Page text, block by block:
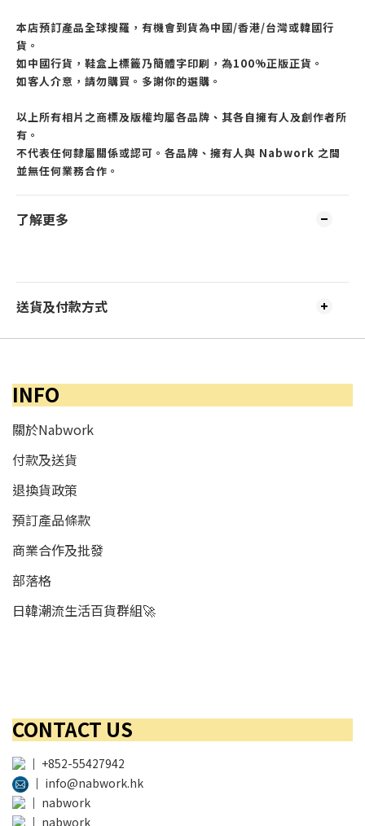
本店預訂產品全球搜羅，有機會到貨為中國/香港/台灣或韓國行
貨。
如中國行貨，鞋盒上標籤乃簡體字印刷，為100%正版正貨。
如客人介意，請勿購買。多謝你的選購。
以上所有相片之商標及版權均屬各品牌、其各自擁有人及創作者所
有。
不代表任何隸屬關係或認可。各品牌、擁有人與 Nabwork 之間
並無任何業務合作。
了解更多
送貨及付款方式
INFO
關於Nabwork
付款及送貨
退換貨政策
預訂產品條款
商業合作及批發
部落格
日韓潮流生活百貨群組🚀
CONTACT US
│ +852-55427942
│ info@nabwork.hk
│ nabwork
│ nabwork